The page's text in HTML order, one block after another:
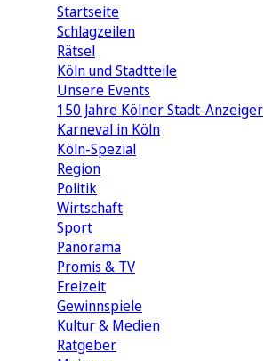
Startseite
Schlagzeilen
Rätsel
Köln und Stadtteile
Unsere Events
150 Jahre Kölner Stadt-Anzeiger
Karneval in Köln
Köln-Spezial
Region
Politik
Wirtschaft
Sport
Panorama
Promis & TV
Freizeit
Gewinnspiele
Kultur & Medien
Ratgeber